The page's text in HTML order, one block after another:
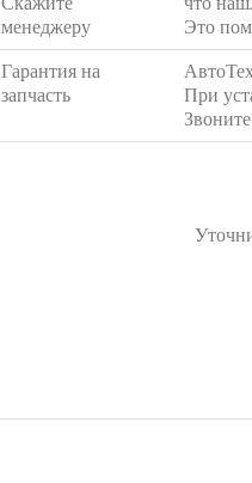
менеджеру
Это
Гарантия на
запчасть
При